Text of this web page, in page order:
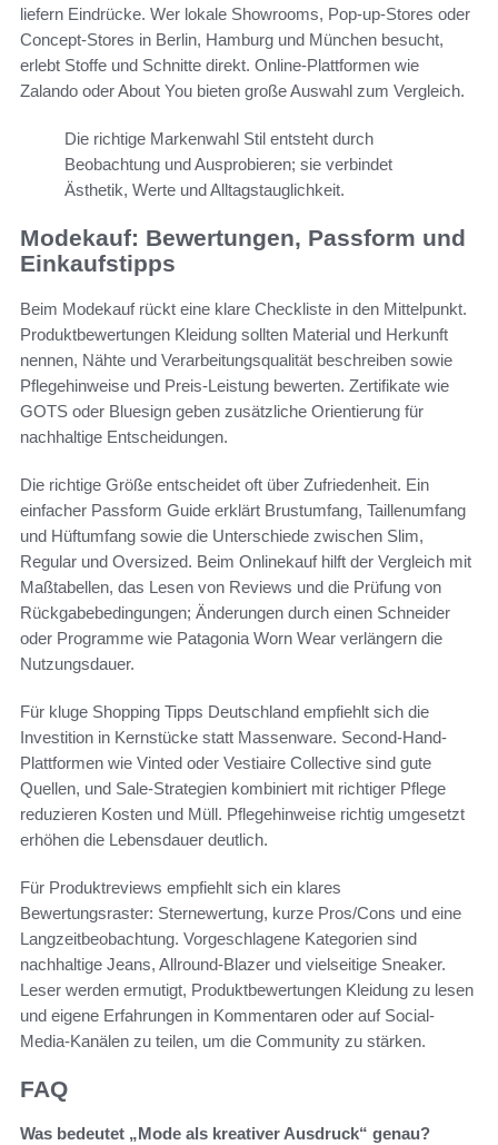
liefern Eindrücke. Wer lokale Showrooms, Pop-up-Stores oder
Concept-Stores in Berlin, Hamburg und München besucht,
erlebt Stoffe und Schnitte direkt. Online-Plattformen wie
Zalando oder About You bieten große Auswahl zum Vergleich.
Die richtige Markenwahl Stil entsteht durch
Beobachtung und Ausprobieren; sie verbindet
Ästhetik, Werte und Alltagstauglichkeit.
Modekauf: Bewertungen, Passform und
Einkaufstipps
Beim Modekauf rückt eine klare Checkliste in den Mittelpunkt.
Produktbewertungen Kleidung sollten Material und Herkunft
nennen, Nähte und Verarbeitungsqualität beschreiben sowie
Pflegehinweise und Preis-Leistung bewerten. Zertifikate wie
GOTS oder Bluesign geben zusätzliche Orientierung für
nachhaltige Entscheidungen.
Die richtige Größe entscheidet oft über Zufriedenheit. Ein
einfacher Passform Guide erklärt Brustumfang, Taillenumfang
und Hüftumfang sowie die Unterschiede zwischen Slim,
Regular und Oversized. Beim Onlinekauf hilft der Vergleich mit
Maßtabellen, das Lesen von Reviews und die Prüfung von
Rückgabebedingungen; Änderungen durch einen Schneider
oder Programme wie Patagonia Worn Wear verlängern die
Nutzungsdauer.
Für kluge Shopping Tipps Deutschland empfiehlt sich die
Investition in Kernstücke statt Massenware. Second-Hand-
Plattformen wie Vinted oder Vestiaire Collective sind gute
Quellen, und Sale-Strategien kombiniert mit richtiger Pflege
reduzieren Kosten und Müll. Pflegehinweise richtig umgesetzt
erhöhen die Lebensdauer deutlich.
Für Produktreviews empfiehlt sich ein klares
Bewertungsraster: Sternewertung, kurze Pros/Cons und eine
Langzeitbeobachtung. Vorgeschlagene Kategorien sind
nachhaltige Jeans, Allround-Blazer und vielseitige Sneaker.
Leser werden ermutigt, Produktbewertungen Kleidung zu lesen
und eigene Erfahrungen in Kommentaren oder auf Social-
Media-Kanälen zu teilen, um die Community zu stärken.
FAQ
Was bedeutet „Mode als kreativer Ausdruck“ genau?